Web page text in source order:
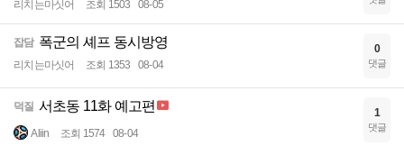
리치는마싯어 조회 1503 08-05
잡담 폭군의 셰프 동시방영
리치는마싯어 조회 1353 08-04
0
댓글
덕질 서초동 11화 예고편
Aliin 조회 1574 08-04
1
댓글